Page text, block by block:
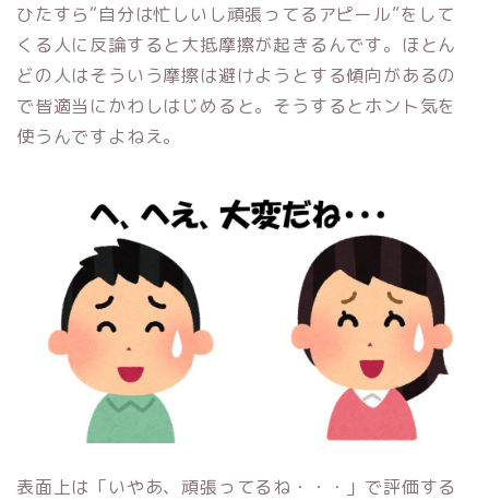
ひたすら“自分は忙しいし頑張ってるアピール”をして
くる人に反論すると大抵摩擦が起きるんです。ほとん
どの人はそういう摩擦は避けようとする傾向があるの
で皆適当にかわしはじめると。そうするとホント気を
使うんですよねえ。
表面上は「いやあ、頑張ってるね・・・」で評価する